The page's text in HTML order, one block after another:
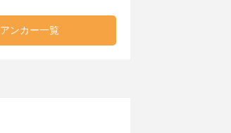
アンカー一覧